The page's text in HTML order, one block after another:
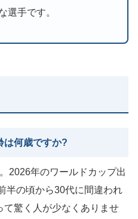
選手です。
は何歳ですか?
2026年のワールドカップ出
半の頃から30代に間違われ
て驚く人が少なくありませ